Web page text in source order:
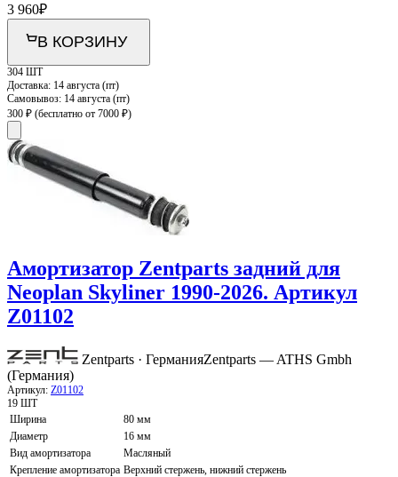
3 960₽
В КОРЗИНУ
304 ШТ
Доставка: 14 августа (пт)
Самовывоз: 14 августа (пт)
300 ₽ (бесплатно от 7000 ₽)
Амортизатор Zentparts задний для
Neoplan Skyliner 1990-2026. Артикул
Z01102
Zentparts · ГерманияZentparts — ATHS Gmbh
(Германия)
Артикул: Z01102
19 ШТ
Ширина
80 мм
Диаметр
16 мм
Вид амортизатора
Масляный
Крепление амортизатора Верхний стержень, нижний стержень